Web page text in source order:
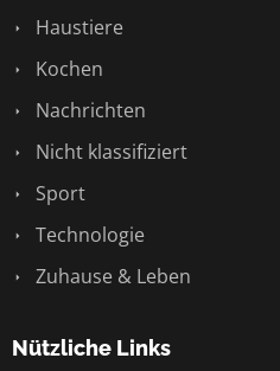
Haustiere
Kochen
Nachrichten
Nicht klassifiziert
Sport
Technologie
Zuhause & Leben
Nützliche Links